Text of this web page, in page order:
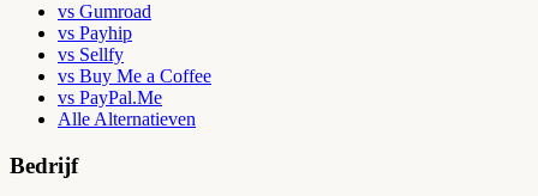
vs Gumroad
vs Payhip
vs Sellfy
vs Buy Me a Coffee
vs PayPal.Me
Alle Alternatieven
Bedrijf